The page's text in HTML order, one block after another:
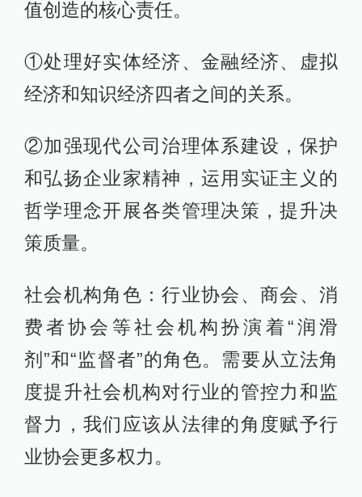
值创造的核心责任。
①处理好实体经济、金融经济、虚拟
经济和知识经济四者之间的关系。
②加强现代公司治理体系建设，保护
和弘扬企业家精神，运用实证主义的
哲学理念开展各类管理决策，提升决
策质量。
社会机构角色：行业协会、商会、消
费者协会等社会机构扮演着“润滑
剂”和“监督者”的角色。需要从立法角
度提升社会机构对行业的管控力和监
督力，我们应该从法律的角度赋予行
业协会更多权力。